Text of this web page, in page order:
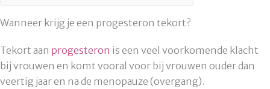
Wanneer krijg je een progesteron tekort?
Tekort aan progesteron is een veel voorkomende klacht
bij vrouwen en komt vooral voor bij vrouwen ouder dan
veertig jaar en na de menopauze (overgang).